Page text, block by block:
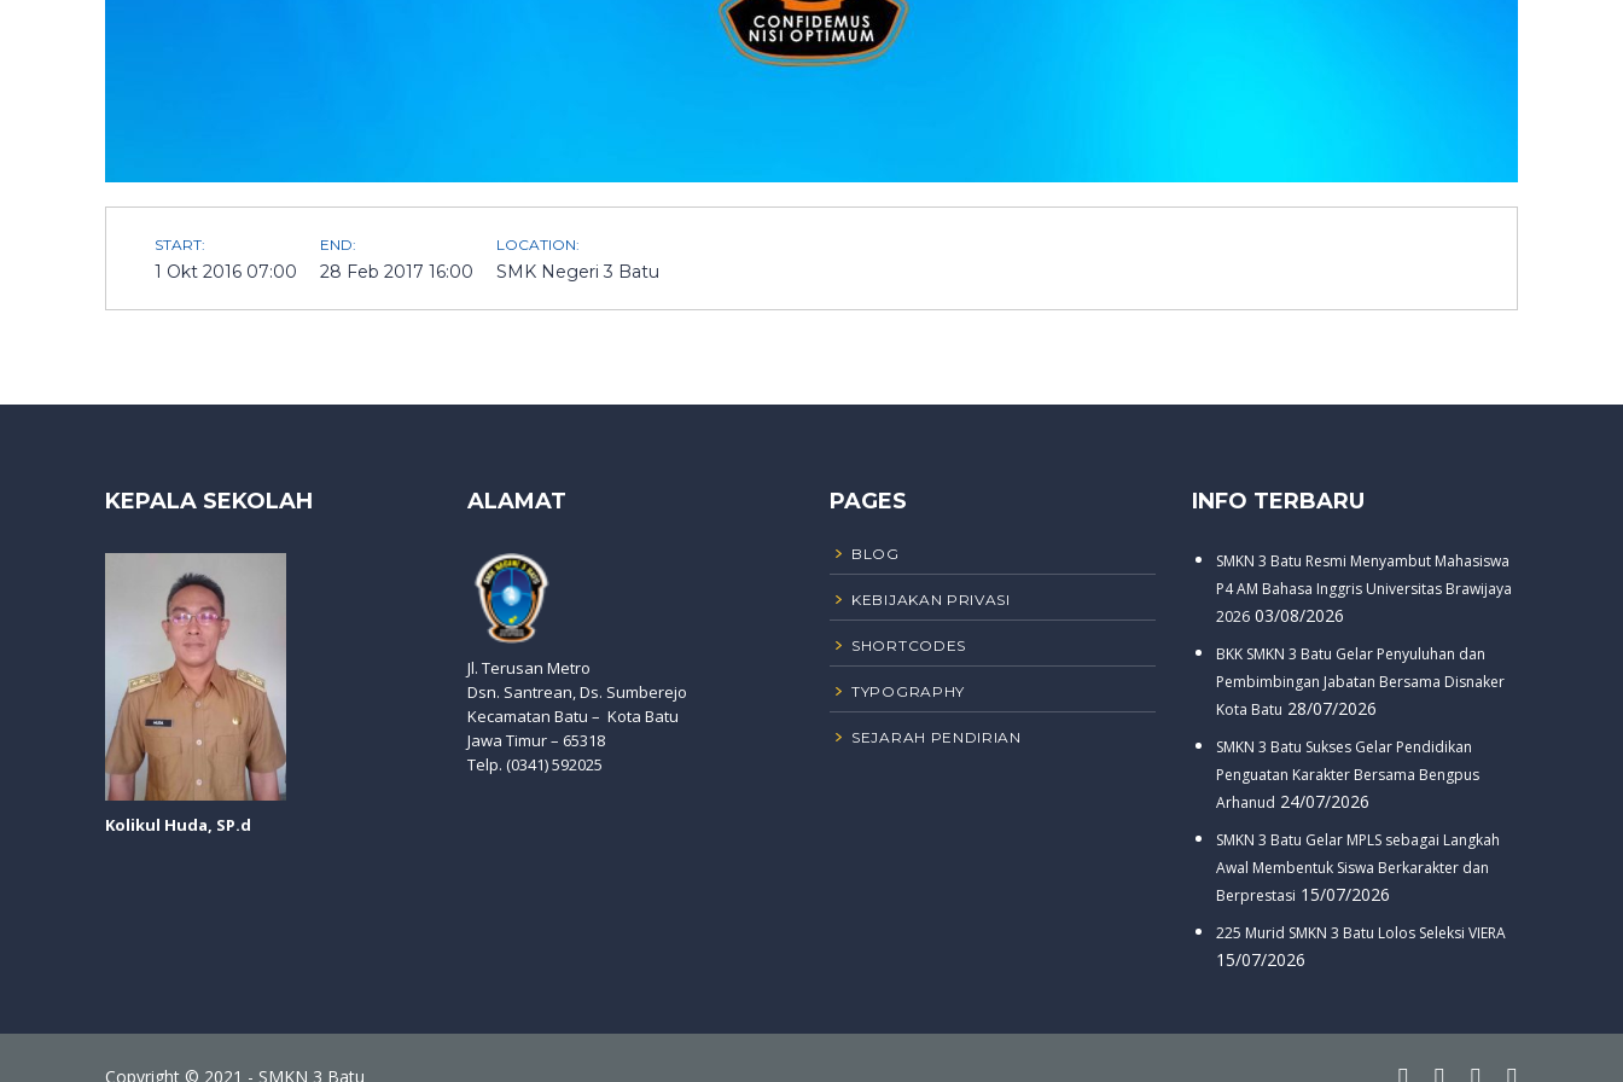
START:
1 Okt 2016 07:00
END:
28 Feb 2017 16:00
LOCATION:
SMK Negeri 3 Batu
KEPALA SEKOLAH
Kolikul Huda, SP.d
ALAMAT
Jl. Terusan Metro
Dsn. Santrean, Ds. Sumberejo
Kecamatan Batu – Kota Batu
Jawa Timur – 65318
Telp. (0341) 592025
PAGES
BLOG
KEBIJAKAN PRIVASI
SHORTCODES
TYPOGRAPHY
SEJARAH PENDIRIAN
INFO TERBARU
SMKN 3 Batu Resmi Menyambut Mahasiswa
P4 AM Bahasa Inggris Universitas Brawijaya
2026 03/08/2026
BKK SMKN 3 Batu Gelar Penyuluhan dan
Pembimbingan Jabatan Bersama Disnaker
Kota Batu 28/07/2026
SMKN 3 Batu Sukses Gelar Pendidikan
Penguatan Karakter Bersama Bengpus
Arhanud 24/07/2026
SMKN 3 Batu Gelar MPLS sebagai Langkah
Awal Membentuk Siswa Berkarakter dan
Berprestasi 15/07/2026
225 Murid SMKN 3 Batu Lolos Seleksi VIERA
15/07/2026
Copyright © 2021 - SMKN 3 Batu